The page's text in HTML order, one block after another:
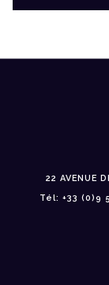
22 AVENUE
Tél: +33 (0)9